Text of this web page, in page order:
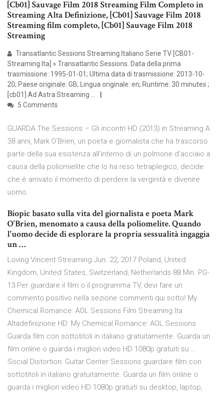
[Cb01] Sauvage Film 2018 Streaming Film Completo in
Streaming Alta Definizione, [Cb01] Sauvage Film 2018
Streaming film completo, [Cb01] Sauvage Film 2018
Streaming
Transatlantic Sessions Streaming Italiano Serie TV [CB01-
Streaming Ita] » Transatlantic Sessions. Data della prima
trasmissione: 1995-01-01; Ultima data di trasmissione: 2013-10-
20; Paese originale: GB; Lingua originale: en; Runtime: 30 minutes ;
[cb01] Ad Astra Streaming …
5 Comments
GUARDA The Sessions – Gli incontri HD (2013) in Streaming A
38 anni, Mark O’Brien, un poeta e giornalista che ha trascorso
parte della sua esistenza all’interno di un polmone d’acciaio a
causa della poliomielite che lo ha reso tetraplegico, decide
che è arrivato il momento di perdere la verginità e divenire
uomo.
Biopic basato sulla vita del giornalista e poeta Mark
O'Brien, menomato a causa della poliomelite. Quando
l'uomo decide di esplorare la propria sessualità ingaggia
un …
Loving Vincent Streaming Jun. 22, 2017 Poland, United
Kingdom, United States, Switzerland, Netherlands 88 Min. PG-
13 Per guardare il film o il programma TV, devi fare un
commento positivo nella sezione commenti qui sotto! My
Chemical Romance: AOL Sessions Film Streaming Ita
Altadefinizione HD. My Chemical Romance: AOL Sessions
Guarda film con sottotitoli in italiano gratuitamente. Guarda un
film online o guarda i migliori video HD 1080p gratuiti su …
Social Distortion: Guitar Center Sessions guardare film con
sottotitoli in italiano gratuitamente. Guarda un film online o
guarda i migliori video HD 1080p gratuiti su desktop, laptop,